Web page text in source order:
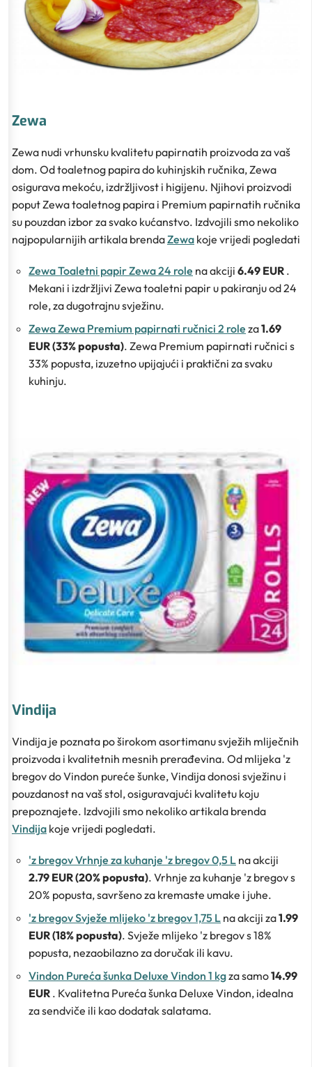
Zewa
Zewa nudi vrhunsku kvalitetu papirnatih proizvoda za vaš
dom. Od toaletnog papira do kuhinjskih ručnika, Zewa
osigurava mekoću, izdržljivost i higijenu. Njihovi proizvodi
poput Zewa toaletnog papira i Premium papirnatih ručnika
su pouzdan izbor za svako kućanstvo. Izdvojili smo nekoliko
najpopularnijih artikala brendaZewa koje vrijedi pogledati
Zewa Toaletni papir Zewa 24 role na akciji 6.49 EUR .
Mekani i izdržljivi Zewa toaletni papir u pakiranju od 24
role, za dugotrajnu svježinu.
Zewa Zewa Premium papirnati ručnici 2 role za1.69
EUR (33% popusta). Zewa Premium papirnati ručnici s
33% popusta, izuzetno upijajući i praktični za svaku
kuhinju.
Vindija
Vindija je poznata po širokom asortimanu svježih mliječnih
proizvoda i kvalitetnih mesnih prerađevina. Od mlijeka 'z
bregov do Vindon pureće šunke, Vindija donosi svježinu i
pouzdanost na vaš stol, osiguravajući kvalitetu koju
prepoznajete. Izdvojili smo nekoliko artikala brenda
Vindija koje vrijedi pogledati.
'z bregov Vrhnje za kuhanje 'z bregov 0,5 L na akciji
2.79 EUR (20% popusta). Vrhnje za kuhanje 'z bregov s
20% popusta, savršeno za kremaste umake i juhe.
'z bregov Svježe mlijeko 'z bregov 1,75 L na akciji za1.99
EUR (18% popusta). Svježe mlijeko 'z bregov s 18%
popusta, nezaobilazno za doručak ili kavu.
Vindon Pureća šunka Deluxe Vindon 1 kgza samo14.99
EUR . Kvalitetna Pureća šunka Deluxe Vindon, idealna
za sendviče ili kao dodatak salatama.